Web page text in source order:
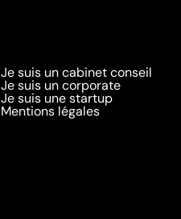
Je suis un cabinet conseil
Je suis un corporate
Je suis une startup
Mentions légales